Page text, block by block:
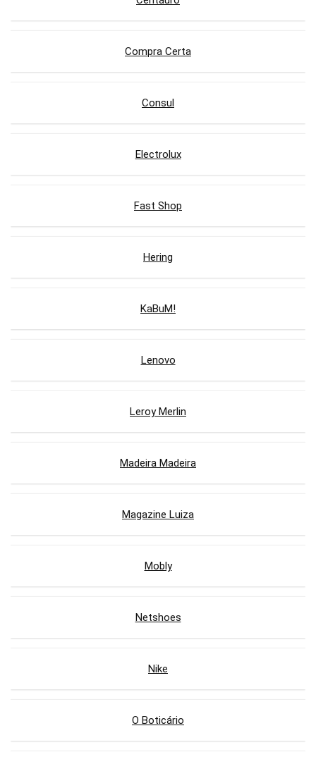
Compra Certa
Consul
Electrolux
Fast Shop
Hering
KaBuM!
Lenovo
Leroy Merlin
Madeira Madeira
Magazine Luiza
Mobly
Netshoes
Nike
O Boticário